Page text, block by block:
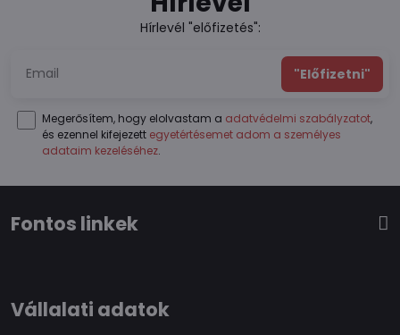
Hírlevél "előfizetés":
"Előfizetni"
Megerősítem, hogy elolvastam a adatvédelmi szabályzatot,
és ezennel kifejezett egyetértésemet adom a személyes
adataim kezeléséhez.
Fontos linkek
Vállalati adatok